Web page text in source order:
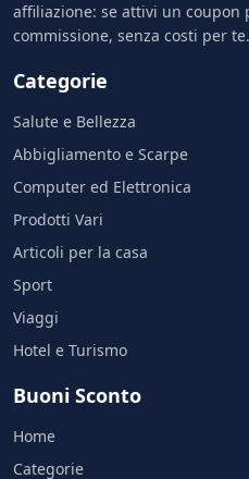
affiliazione: se attivi un coupon
commissione, senza costi per te.
Categorie
Salute e Bellezza
Abbigliamento e Scarpe
Computer ed Elettronica
Prodotti Vari
Articoli per la casa
Sport
Viaggi
Hotel e Turismo
Buoni Sconto
Home
Categorie